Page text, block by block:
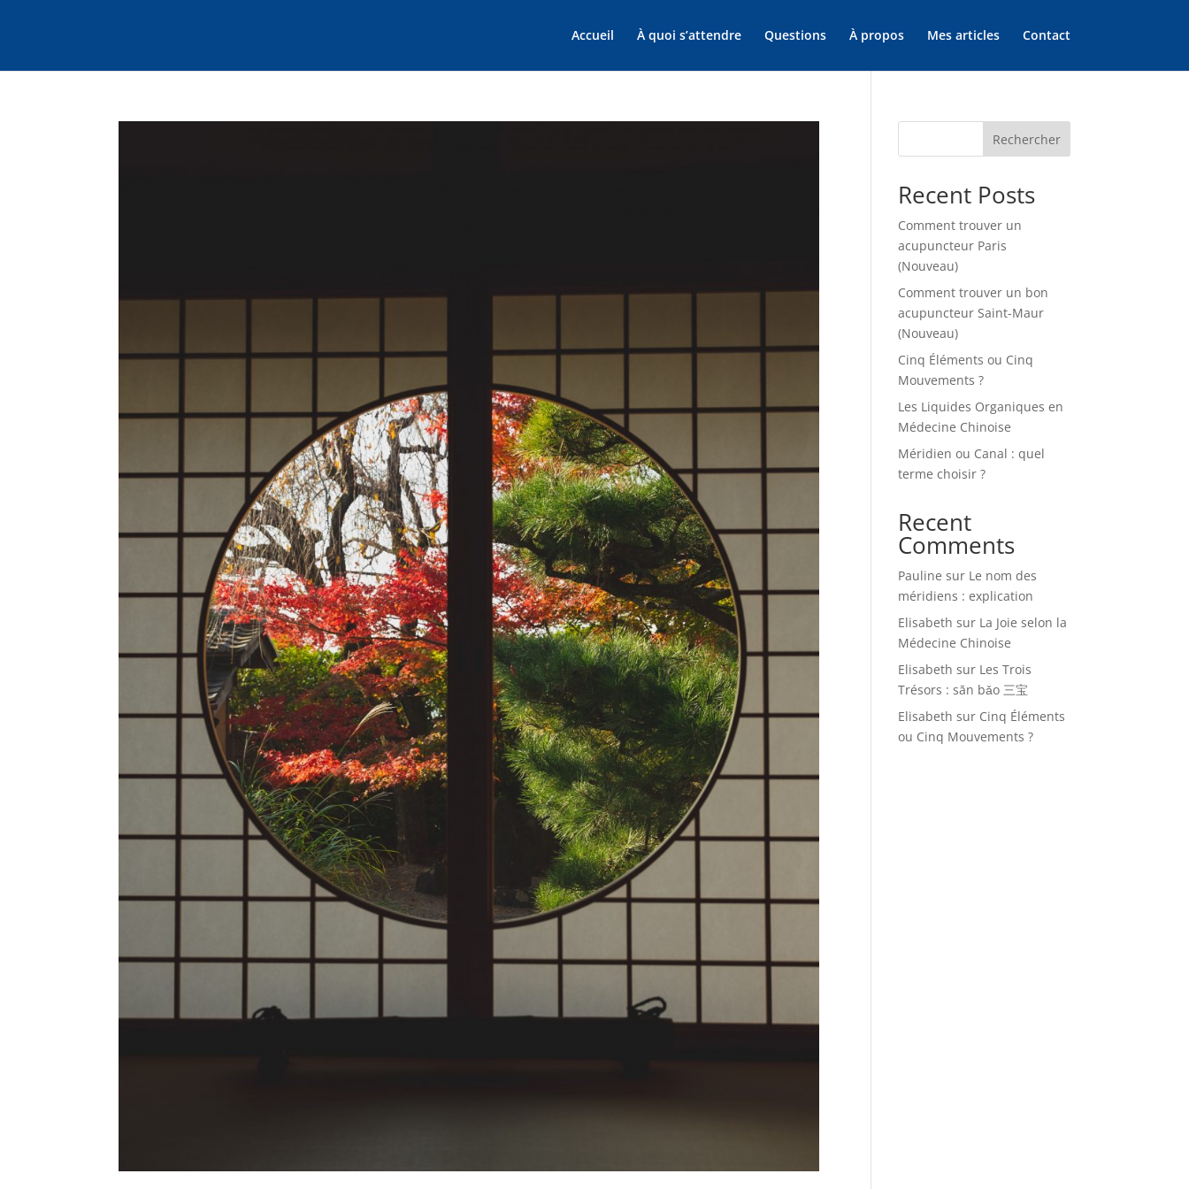
Accueil À quoi s’attendre Questions À propos Mes articles Contact
Rechercher
Recent Posts
Comment trouver un
acupuncteur Paris
(Nouveau)
Comment trouver un bon
acupuncteur Saint-Maur
(Nouveau)
Cinq Éléments ou Cinq
Mouvements ?
Les Liquides Organiques en
Médecine Chinoise
Méridien ou Canal : quel
terme choisir ?
Recent
Comments
Pauline sur Le nom des
méridiens : explication
Elisabeth sur La Joie selon la
Médecine Chinoise
Elisabeth sur Les Trois
Trésors : sān bǎo 三宝
Elisabeth sur Cinq Éléments
ou Cinq Mouvements ?